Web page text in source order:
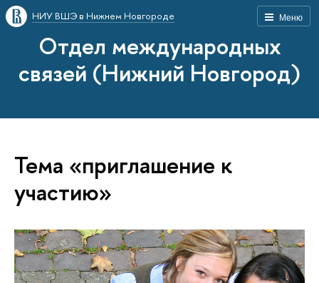
Меню
НИУ ВШЭ в Нижнем Новгороде
Отдел международных
связей (Нижний Новгород)
Тема «приглашение к
участию»